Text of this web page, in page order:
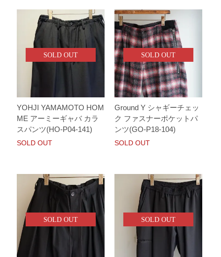
SOLD OUT
YOHJI YAMAMOTO HOM
ME アーミーギャバ カラ
スパンツ(HO-P04-141)
SOLD OUT
SOLD OUT
Ground Y シャギーチェッ
ク ファスナーポケットパ
ンツ(GO-P18-104)
SOLD OUT
SOLD OUT SOLD OUT